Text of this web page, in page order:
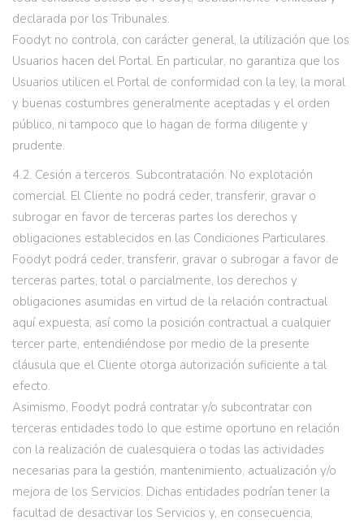
declarada por los Tribunales.
Foodyt no controla, con carácter general, la utilización que los
Usuarios hacen del Portal. En particular, no garantiza que los
Usuarios utilicen el Portal de conformidad con la ley, la moral
y buenas costumbres generalmente aceptadas y el orden
público, ni tampoco que lo hagan de forma diligente y
prudente.
4.2. Cesión a terceros. Subcontratación. No explotación
comercial. El Cliente no podrá ceder, transferir, gravar o
subrogar en favor de terceras partes los derechos y
obligaciones establecidos en las Condiciones Particulares.
Foodyt podrá ceder, transferir, gravar o subrogar a favor de
terceras partes, total o parcialmente, los derechos y
obligaciones asumidas en virtud de la relación contractual
aquí expuesta, así como la posición contractual a cualquier
tercer parte, entendiéndose por medio de la presente
cláusula que el Cliente otorga autorización suficiente a tal
efecto.
Asimismo, Foodyt podrá contratar y/o subcontratar con
terceras entidades todo lo que estime oportuno en relación
con la realización de cualesquiera o todas las actividades
necesarias para la gestión, mantenimiento, actualización y/o
mejora de los Servicios. Dichas entidades podrían tener la
facultad de desactivar los Servicios y, en consecuencia,